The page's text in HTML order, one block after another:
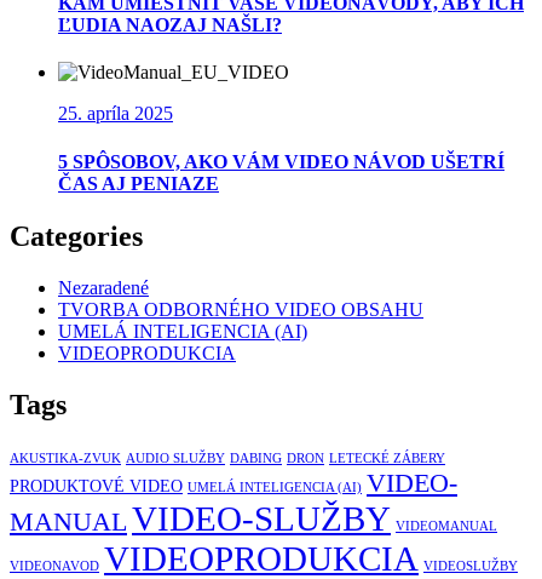
ĽUDIA NAOZAJ NAŠLI?
25. apríla 2025
5 SPÔSOBOV, AKO VÁM VIDEO NÁVOD UŠETRÍ
ČAS AJ PENIAZE
Categories
Nezaradené
TVORBA ODBORNÉHO VIDEO OBSAHU
UMELÁ INTELIGENCIA (AI)
VIDEOPRODUKCIA
Tags
AKUSTIKA-ZVUK AUDIO SLUŽBY DABING DRON LETECKÉ ZÁBERY
PRODUKTOVÉ VIDEO UMELÁ INTELIGENCIA (AI) VIDEO-
MANUALVIDEO-SLUŽBY VIDEOMANUAL
VIDEONAVOD VIDEOPRODUKCIA VIDEOSLUŽBY